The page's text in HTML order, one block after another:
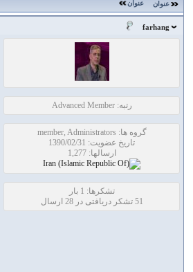
عنوان عنوان
farhang
رتبه: Advanced Member
گروه ها: member, Administrators
تاریخ عضویت: 1390/02/31
ارسالها: 1,277
تشکرها: 1 بار
51 تشکر دریافتی در 28 ارسال